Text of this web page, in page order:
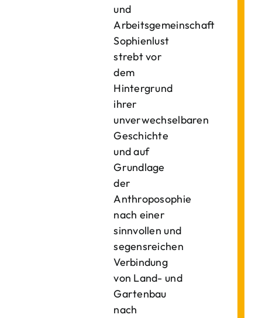
und
Arbeitsgemeinschaft
Sophienlust
strebt vor
dem
Hintergrund
ihrer
unverwechselbaren
Geschichte
und auf
Grundlage
der
Anthroposophie
nach einer
sinnvollen und
segensreichen
Verbindung
von Land- und
Gartenbau
nach